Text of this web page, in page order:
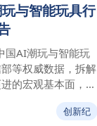
与智能玩具行
国AI潮玩与智能玩
等权威数据，拆解
的宏观基本面，分
自有IP+AI”的商业
壁垒。
创新纪